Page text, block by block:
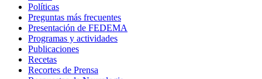
Políticas
Preguntas más frecuentes
Presentación de FEDEMA
Programas y actividades
Publicaciones
Recetas
Recortes de Prensa